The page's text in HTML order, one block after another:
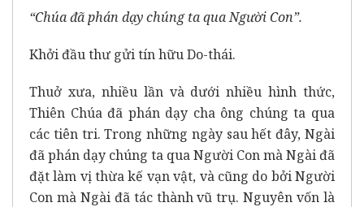
“Chúa đã phán dạy chúng ta qua Người Con”.
Khởi đầu thư gửi tín hữu Do-thái.
Thuở xưa, nhiều lần và dưới nhiều hình thức,
Thiên Chúa đã phán dạy cha ông chúng ta qua
các tiên tri. Trong những ngày sau hết đây, Ngài
đã phán dạy chúng ta qua Người Con mà Ngài đã
đặt làm vị thừa kế vạn vật, và cũng do bởi Người
Con mà Ngài đã tác thành vũ trụ. Nguyên vốn là